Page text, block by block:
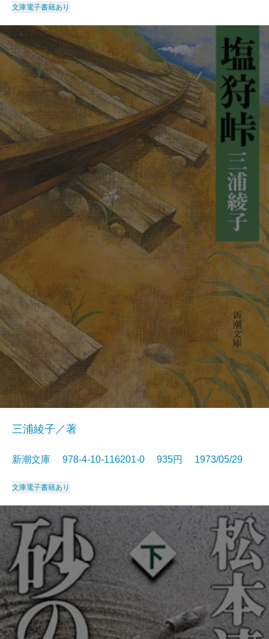
文庫電子書籍あり
三浦綾子／著
新潮文庫 978-4-10-116201-0 935円 1973/05/29
文庫電子書籍あり